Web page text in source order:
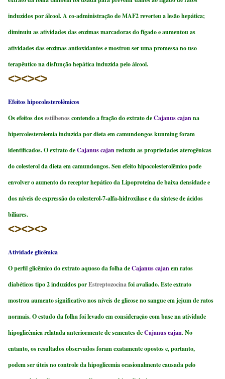
induzidos por álcool. A co-administração de MAF2 reverteu a lesão hepática;
diminuiu as atividades das enzimas marcadoras do fígado e aumentou as
atividades das enzimas antioxidantes e mostrou ser uma promessa no uso
terapêutico na disfunção hepática induzida pelo álcool.
<><><>
Efeitos hipocolesterolêmicos
Os efeitos dosestilbenoscontendo a fração do extrato deCajanus cajanna
hipercolesterolemia induzida por dieta em camundongos kunming foram
identificados. O extrato deCajanus cajanreduziu as propriedades aterogênicas
do colesterol da dieta em camundongos. Seu efeito hipocolesterolêmico pode
envolver o aumento do receptor hepático da Lipoproteína de baixa densidade e
dos níveis de expressão do colesterol-7-alfa-hidroxilase e da síntese de ácidos
biliares.
<><><>
Atividade glicêmica
O perfil glicêmico do extrato aquoso da folha deCajanus cajanem ratos
diabéticos tipo 2 induzidos porEstreptozocinafoi avaliado. Este extrato
mostrou aumento significativo nos níveis de glicose no sangue em jejum de ratos
normais. O estudo da folha foi levado em consideração com base na atividade
hipoglicêmica relatada anteriormente de sementes deCajanus cajan. No
entanto, os resultados observados foram exatamente opostos e, portanto,
podem ser úteis no controle da hipoglicemia ocasionalmente causada pelo